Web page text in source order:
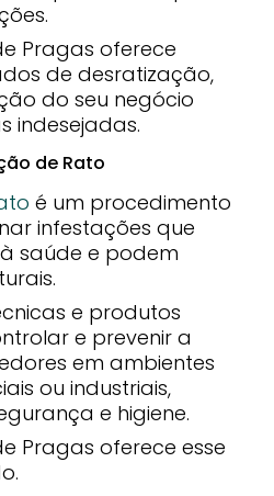
Pragas oferece
de desratização,
do seu negócio
indesejadas.
de Rato
é um procedimento
infestações que
saúde e podem
e produtos
e prevenir a
em ambientes
ou industriais,
e higiene.
Pragas oferece esse